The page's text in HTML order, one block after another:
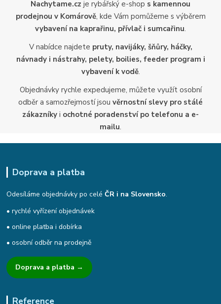
Nachytame.cz je rybářský e-shop s kamennou
prodejnou v Komárově, kde Vám pomůžeme s výběrem
vybavení na kaprařinu, přívlač i sumcařinu.
V nabídce najdete pruty, navijáky, šňůry, háčky,
návnady i nástrahy, pelety, boilies, feeder program i
vybavení k vodě.
Objednávky rychle expedujeme, můžete využít osobní
odběr a samozřejmostí jsou věrnostní slevy pro stálé
zákazníky i ochotné poradenství po telefonu a e-
mailu.
Doprava a platba
Odesíláme objednávky po celéČR i na Slovensko.
• rychlé vyřízení objednávek
• online platba i dobírka
• osobní odběr na prodejně
Doprava a platba →
Reference